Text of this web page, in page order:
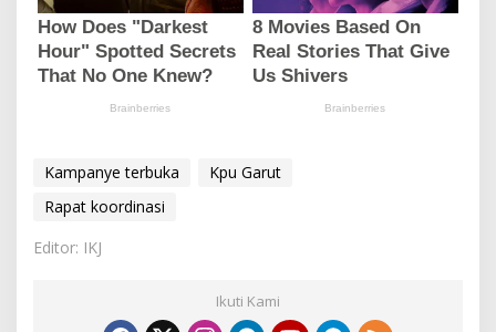
Kampanye terbuka
Kpu Garut
Rapat koordinasi
Editor: IKJ
Ikuti Kami